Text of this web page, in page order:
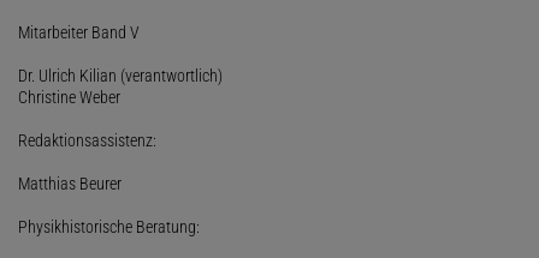
Mitarbeiter Band V
Dr. Ulrich Kilian (verantwortlich)
Christine Weber
Redaktionsassistenz:
Matthias Beurer
Physikhistorische Beratung: